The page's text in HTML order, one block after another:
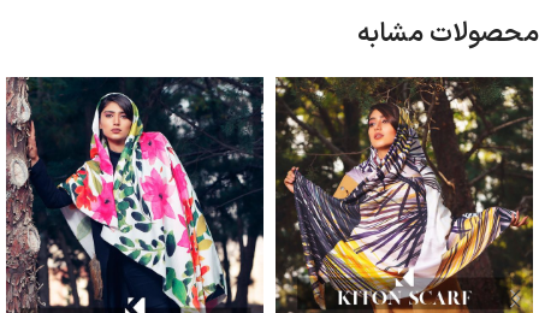
محصولات مشابه